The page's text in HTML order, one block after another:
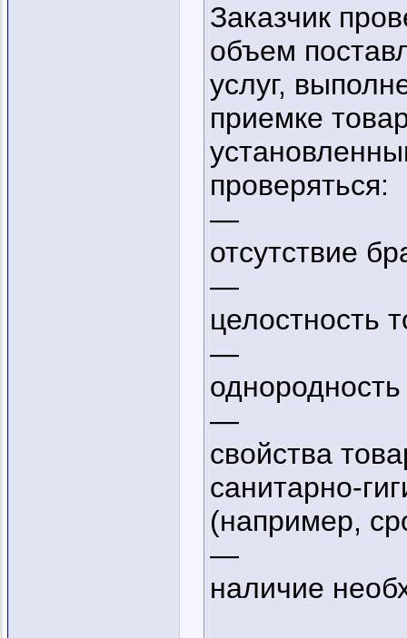
Заказчик
объем
услуг,
приемке
проверяться:
—
отсутствие
—
целостность
—
—
свойства
санитарно-
(например,
—
наличие